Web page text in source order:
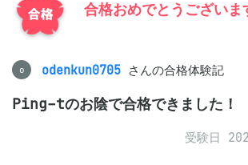
合格おめでとうございま
o odenkun0705 さんの合格体験記
Ping-tのお陰で合格できました！
受験日